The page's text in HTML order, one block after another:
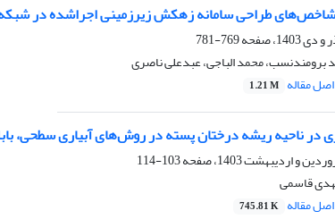
شاخص‌های طراحی سامانه زهکش زیرزمینی اجراشده در
769-781
برومندنسب، محمد الباجی، عبدعلی ناصری
اصل مقاله 1.21 M
در ناحیه ریشه درختان پسته در روش‌های آبیاری سطحی،
103-114
قاسمی
اصل مقاله 745.81 K